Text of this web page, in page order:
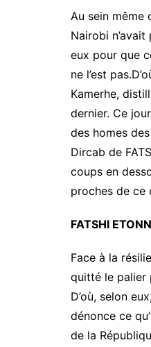
Au sein même
Nairobi
eux pour que
ne l’est
Kamerhe,
dernier. Ce
des homes
Dircab de
coups en
proches de ce
FATSHI
Face à la
quitté le palier
D’où, selon
dénonce ce
de la